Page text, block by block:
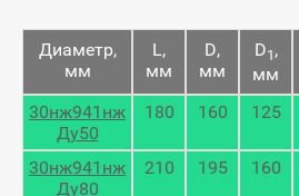
Диаметр,
мм
L,
мм
D,
мм
D1 ,
мм
30нж941нж
Ду50
180 160 125
30нж941нж
Ду80
210 195 160